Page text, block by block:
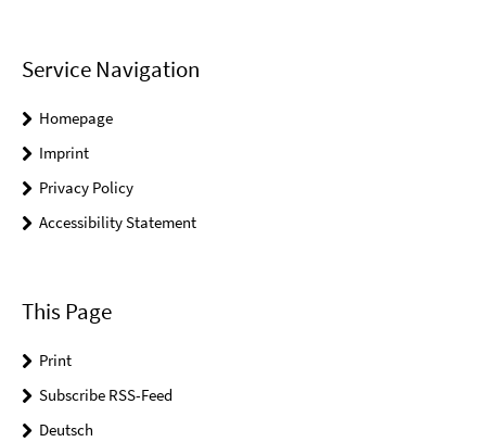
Service Navigation
Homepage
Imprint
Privacy Policy
Accessibility Statement
This Page
Print
Subscribe RSS-Feed
Deutsch